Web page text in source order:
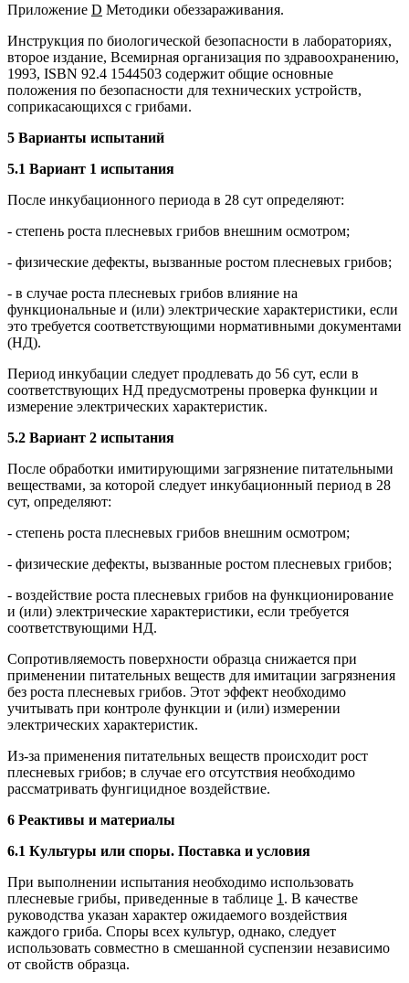
Приложение D Методики обеззараживания.
Инструкция по биологической безопасности в лабораториях,
второе издание, Всемирная организация по здравоохранению,
1993, ISBN 92.4 1544503 содержит общие основные
положения по безопасности для технических устройств,
соприкасающихся с грибами.
5 Варианты испытаний
5.1 Вариант 1 испытания
После инкубационного периода в 28 сут определяют:
- степень роста плесневых грибов внешним осмотром;
- физические дефекты, вызванные ростом плесневых грибов;
- в случае роста плесневых грибов влияние на
функциональные и (или) электрические характеристики, если
это требуется соответствующими нормативными документами
(НД).
Период инкубации следует продлевать до 56 сут, если в
соответствующих НД предусмотрены проверка функции и
измерение электрических характеристик.
5.2 Вариант 2 испытания
После обработки имитирующими загрязнение питательными
веществами, за которой следует инкубационный период в 28
сут, определяют:
- степень роста плесневых грибов внешним осмотром;
- физические дефекты, вызванные ростом плесневых грибов;
- воздействие роста плесневых грибов на функционирование
и (или) электрические характеристики, если требуется
соответствующими НД.
Сопротивляемость поверхности образца снижается при
применении питательных веществ для имитации загрязнения
без роста плесневых грибов. Этот эффект необходимо
учитывать при контроле функции и (или) измерении
электрических характеристик.
Из-за применения питательных веществ происходит рост
плесневых грибов; в случае его отсутствия необходимо
рассматривать фунгицидное воздействие.
6 Реактивы и материалы
6.1 Культуры или споры. Поставка и условия
При выполнении испытания необходимо использовать
плесневые грибы, приведенные в таблице 1 . В качестве
руководства указан характер ожидаемого воздействия
каждого гриба. Споры всех культур, однако, следует
использовать совместно в смешанной суспензии независимо
от свойств образца.